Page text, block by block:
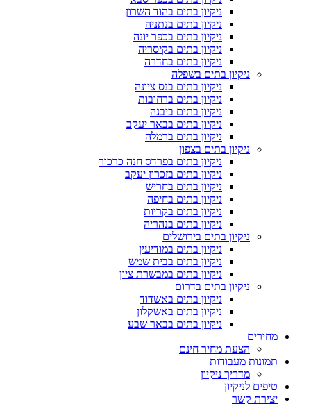
ניקיון בתים בהוד השרון
ניקיון בתים בנתניה
ניקיון בתים בכפר יונה
ניקיון בתים בקיסריה
ניקיון בתים בחדרה
ניקיון בתים בשפלה
ניקיון בתים בנס ציונה
ניקיון בתים ברחובות
ניקיון בתים ביבנה
ניקיון בתים בבאר יעקב
ניקיון בתים ברמלה
ניקיון בתים בצפון
ניקיון בתים בפרדס חנה כרכור
ניקיון בתים בזכרון יעקב
ניקיון בתים בחריש
ניקיון בתים בחיפה
ניקיון בתים בקריות
ניקיון בתים בנהריה
ניקיון בתים בירושלים
ניקיון בתים במודיעין
ניקיון בתים בבית שמש
ניקיון בתים במבשרת ציון
ניקיון בתים בדרום
ניקיון בתים באשדוד
ניקיון בתים באשקלון
ניקיון בתים בבאר שבע
מחירים
הצעת מחיר חינם
תמונות מעבודות
מדריך ניקיון
טיפים לניקיון
יצירת קשר